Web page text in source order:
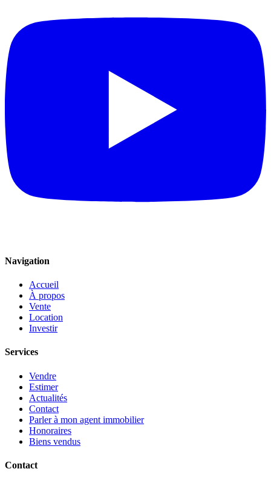
Navigation
Accueil
À propos
Vente
Location
Investir
Services
Vendre
Estimer
Actualités
Contact
Parler à mon agent immobilier
Honoraires
Biens vendus
Contact